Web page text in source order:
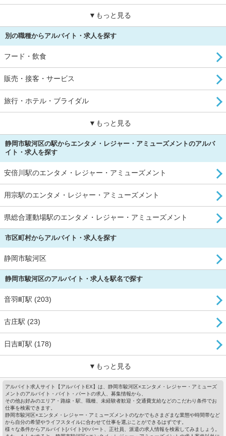
▼もっと見る
別の職種からアルバイト・求人を探す
フード・飲食
販売・接客・サービス
旅行・ホテル・ブライダル
▼もっと見る
静岡市駿河区の駅からエンタメ・レジャー・アミューズメントのアルバ
イト・求人を探す
安倍川駅のエンタメ・レジャー・アミューズメント
用宗駅のエンタメ・レジャー・アミューズメント
県総合運動場駅のエンタメ・レジャー・アミューズメント
市区町村からアルバイト・求人を探す
静岡市駿河区
静岡市駿河区のアルバイト・求人を駅名で探す
音羽町駅 (203)
古庄駅 (23)
日吉町駅 (178)
▼もっと見る
アルバイト求人サイト【アルバイトEX】は、静岡市駿河区×エンタメ・レジャー・アミューズ
メントのアルバイト・バイト・パートの求人、募集情報から、
その他お好みのエリア・路線・駅、職種、未経験者歓迎・交通費支給などのこだわり条件でお
仕事を検索できます。
静岡市駿河区×エンタメ・レジャー・アミューズメントのなかでもさまざまな業態や時間帯など
から自分の希望やライフスタイルに合わせて仕事を選ぶことができるはずです。
様々な条件からアルバイト[バイト]やパート、正社員、派遣の求人情報を検索してみましょう。